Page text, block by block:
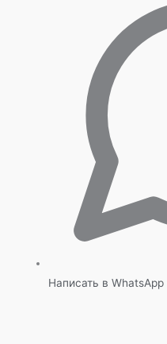
Написать в WhatsApp